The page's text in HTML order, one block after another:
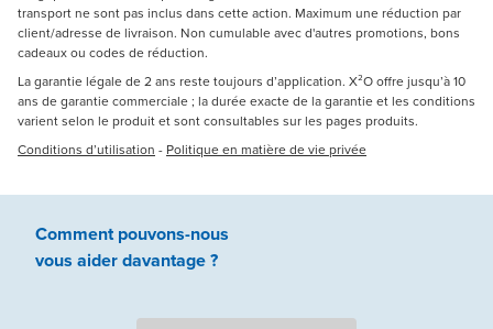
transport ne sont pas inclus dans cette action. Maximum une réduction par
client/adresse de livraison. Non cumulable avec d'autres promotions, bons
cadeaux ou codes de réduction.
La garantie légale de 2 ans reste toujours d’application. X²O offre jusqu’à 10
ans de garantie commerciale ; la durée exacte de la garantie et les conditions
varient selon le produit et sont consultables sur les pages produits.
Conditions d’utilisation - Politique en matière de vie privée
Comment pouvons-nous
vous aiderdavantage ?